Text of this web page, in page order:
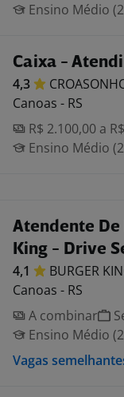
Ensino Médio
Caixa -
4,3
Canoas - RS
R$ 2.100,00 a
Ensino Médio
Atendente
King - Drive
4,1 BURGER
Canoas - RS
A combinar
Ensino Médio
Vagas